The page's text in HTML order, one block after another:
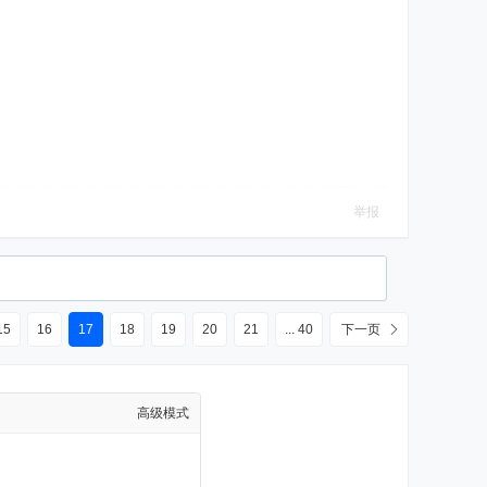
举报
16 17 18 19 20 21 ... 40 下一页
高级模式